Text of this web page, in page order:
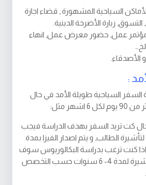
السياحية المشهورة , قضاء اجازة
زيارة الأضرحة الدينية.
عمل, حضور معرض عمل, انهاء
الأصدقاء.
:
السفر السياحية طويلة الأمد في حال
اشهر مثل:
كت تريد السفر بهدف الدراسة فيجب
الطالب, و يتم اصدار الفيزا بمدة
اذا كنت ترغب بدراسة البكالوريوس سوف
تحصل على تأشيرة لمدة 4- 6 سنوات حسب التخصص